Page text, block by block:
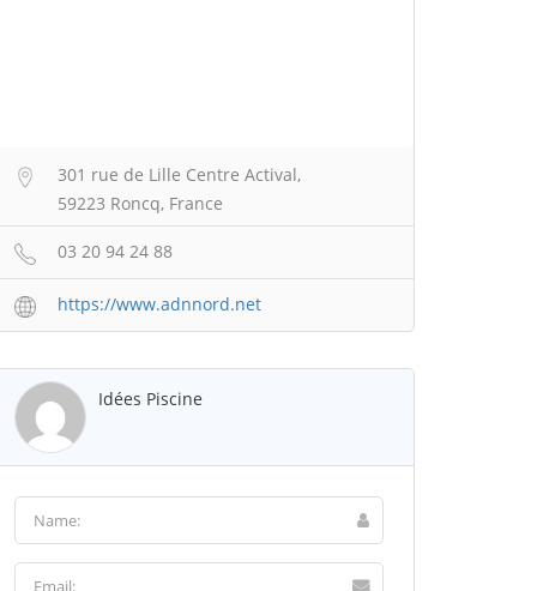
301 rue de Lille Centre Actival,
59223 Roncq, France
03 20 94 24 88
https://www.adnnord.net
Idées Piscine